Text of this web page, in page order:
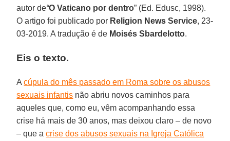
autor de“O Vaticano por dentro” (Ed. Edusc, 1998).
O artigo foi publicado por Religion News Service, 23-
03-2019. A tradução é de Moisés Sbardelotto.
Eis o texto.
Acúpula do mês passado em Roma sobre os abusos
sexuais infantis não abriu novos caminhos para
aqueles que, como eu, vêm acompanhando essa
crise há mais de 30 anos, mas deixou claro – de novo
– que acrise dos abusos sexuais na Igreja Católica